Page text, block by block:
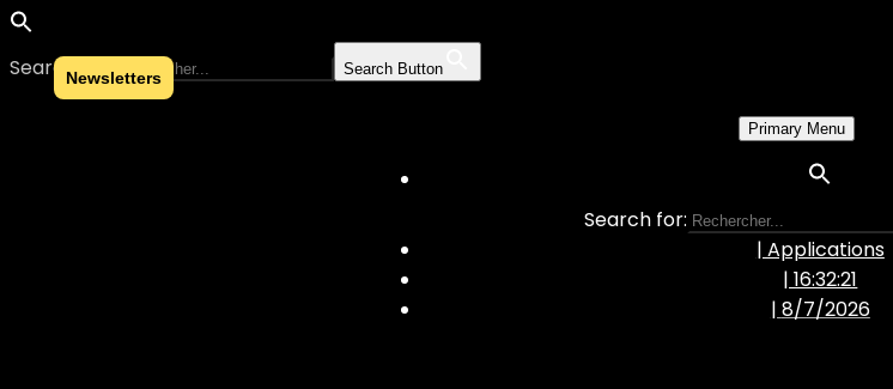
Search for: Search Button
Skip to content
Primary Menu
Search for:
| Applications
| 16:32:22
| 8/7/2026
Newsletters